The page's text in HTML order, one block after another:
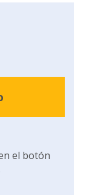
el botón